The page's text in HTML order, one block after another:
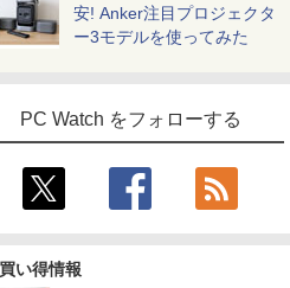
安! Anker注目プロジェクタ
ー3モデルを使ってみた
PC Watch をフォローする
い得情報